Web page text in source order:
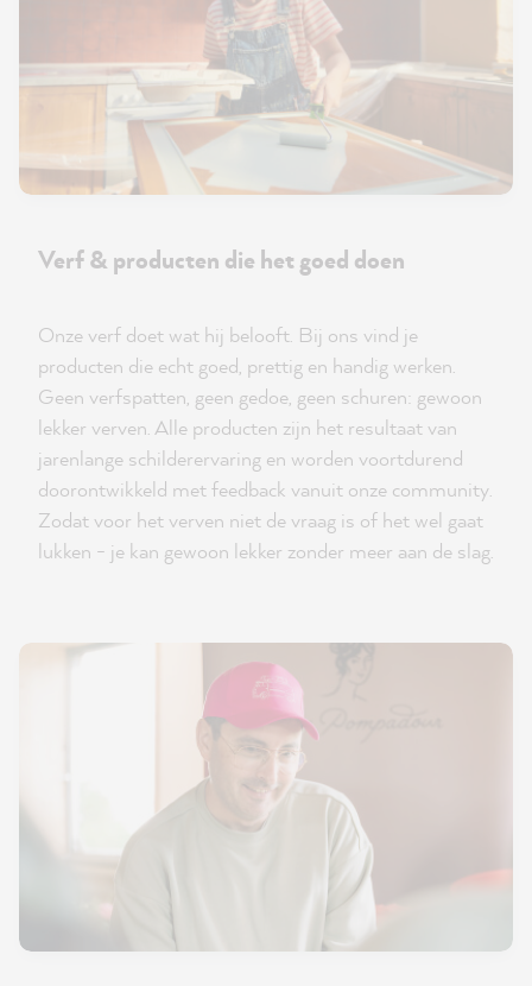
Verf & producten die het goed doen
Onze verf doet wat hij belooft. Bij ons vind je
producten die echt goed, prettig en handig werken.
Geen verfspatten, geen gedoe, geen schuren: gewoon
lekker verven. Alle producten zijn het resultaat van
jarenlange schilderervaring en worden voortdurend
doorontwikkeld met feedback vanuit onze community.
Zodat voor het verven niet de vraag is of het wel gaat
lukken - je kan gewoon lekker zonder meer aan de slag.